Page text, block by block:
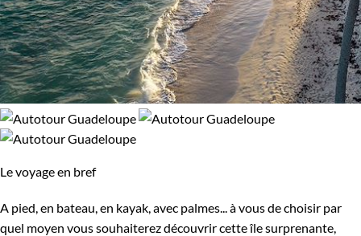
Le voyage en bref
A pied, en bateau, en kayak, avec palmes... à vous de choisir par
quel moyen vous souhaiterez découvrir cette île surprenante,